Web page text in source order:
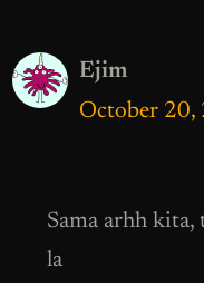
Ejim
October 20,
Sama arhh
la